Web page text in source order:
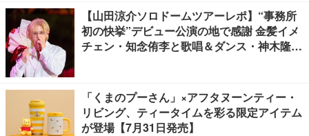
【山田涼介ソロドームツアーレポ】“事務所
初の快挙”デビュー公演の地で感謝 金髪イメ
チェン・知念侑李と歌唱＆ダンス・神木隆之
「くまのプーさん」×アフタヌーンティー・
リビング、ティータイムを彩る限定アイテム
が登場【7月31日発売】